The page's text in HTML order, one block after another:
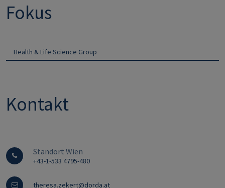
Fokus
Health & Life Science Group
Kontakt
Standort Wien
+43-1-533 4795-480
theresa.zekert@dorda.at